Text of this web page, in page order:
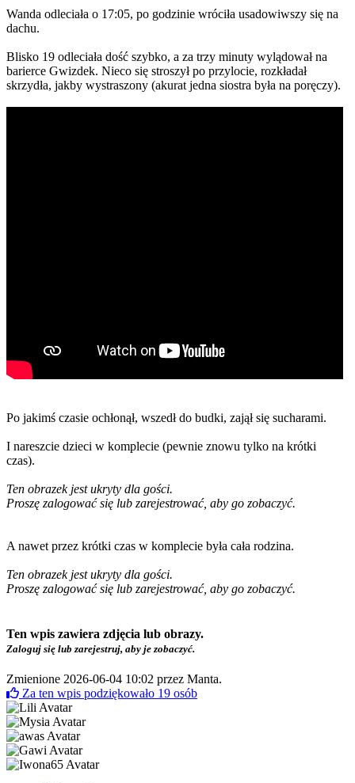
Wanda odleciała o 17:05, po godzinie wróciła usadowiwszy się na
dachu.
Blisko 19 odleciała dość szybko, a za trzy minuty wylądował na
barierce Gwizdek. Nieco się stroszył po przylocie, rozkładał
skrzydła, jakby wystraszony (akurat jedna siostra była na poręczy).
Po jakimś czasie ochłonął, wszedł do budki, zajął się sucharami.
I nareszcie dzieci w komplecie (pewnie znowu tylko na krótki
czas).
Ten obrazek jest ukryty dla gości.
Proszę zalogować się lub zarejestrować, aby go zobaczyć.
A nawet przez krótki czas w komplecie była cała rodzina.
Ten obrazek jest ukryty dla gości.
Proszę zalogować się lub zarejestrować, aby go zobaczyć.
Ten wpis zawiera zdjęcia lub obrazy.
Zaloguj się lub zarejestruj, aby je zobaczyć.
Zmienione 2026-06-04 10:02 przez Manta.
Za ten wpis podziękowało 19 osób